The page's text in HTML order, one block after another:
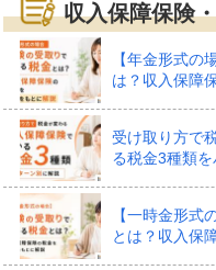
っています。このため
族を支えていたときと同
りできます。
収入保障保
きる？
収入保障保険
【年金形式の
は？収入保障
受け取り方で
る税金3種類
【一時金形式
とは？収入保